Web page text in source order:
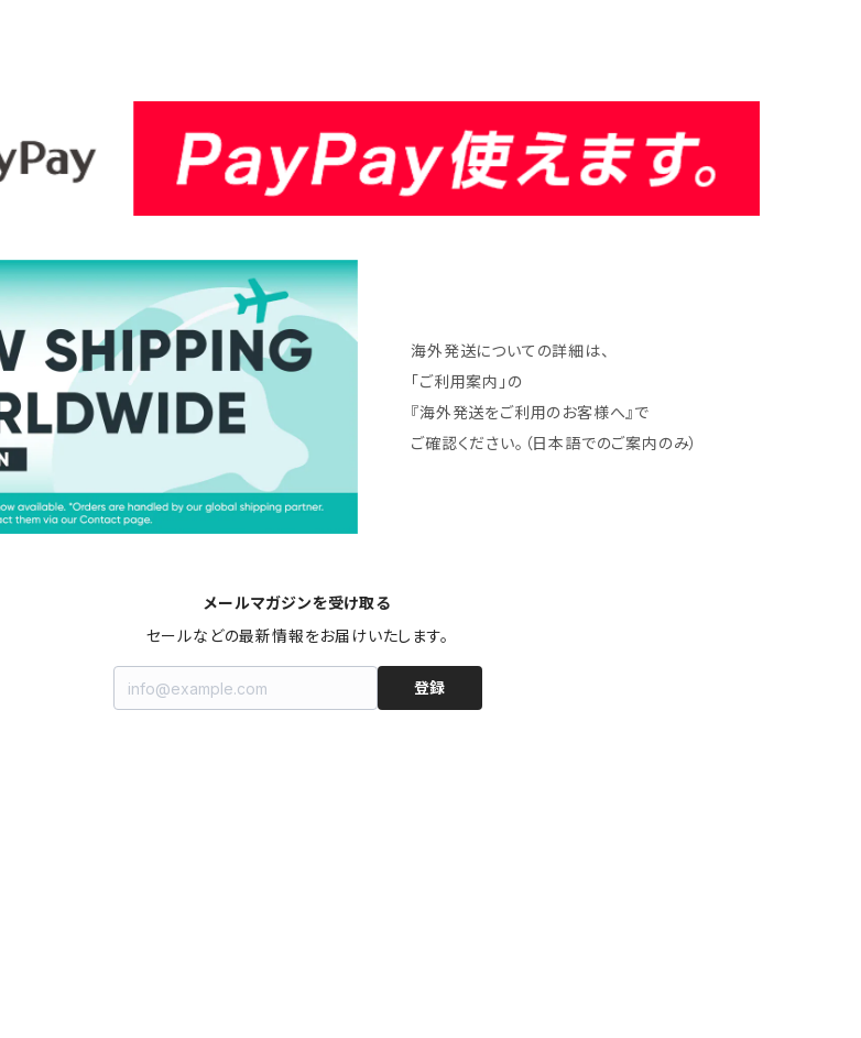
EXR260-12-
海外発送についての詳細は、
「ご利用案内」の
『海外発送をご利用のお客様へ』で
ご確認ください。（日本語でのご案内のみ）
メールマガジンを受け取る
セールなどの最新情報をお届けいたします。
登録